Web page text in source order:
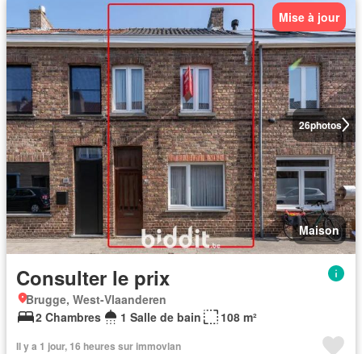
26photos
Mise à jour
Maison
Consulter le prix
Brugge, West-Vlaanderen
2 Chambres
1 Salle de bain 108 m²
Il y a 1 jour, 16 heures sur immovlan